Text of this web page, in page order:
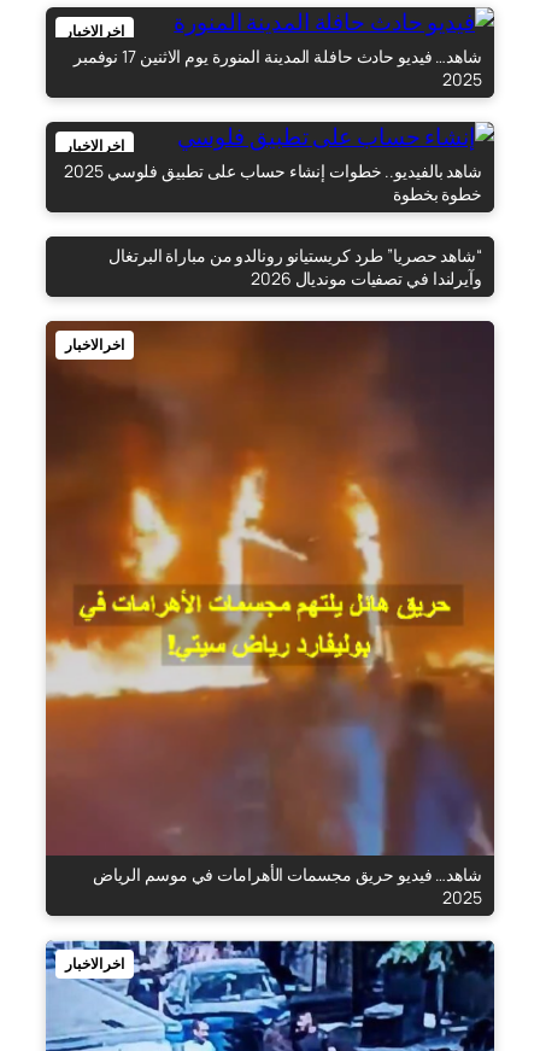
اخر الاخبار
شاهد… فيديو حادث حافلة المدينة المنورة يوم الاثنين 17 نوفمبر
2025
اخر الاخبار
شاهد بالفيديو.. خطوات إنشاء حساب على تطبيق فلوسي 2025
خطوة بخطوة
اخر الاخبار“شاهد حصريا” طرد كريستيانو رونالدو من مباراة البرتغال
وآيرلندا في تصفيات مونديال 2026
اخر الاخبار
شاهد… فيديو حريق مجسمات الأهرامات في موسم الرياض
2025
اخر الاخبار